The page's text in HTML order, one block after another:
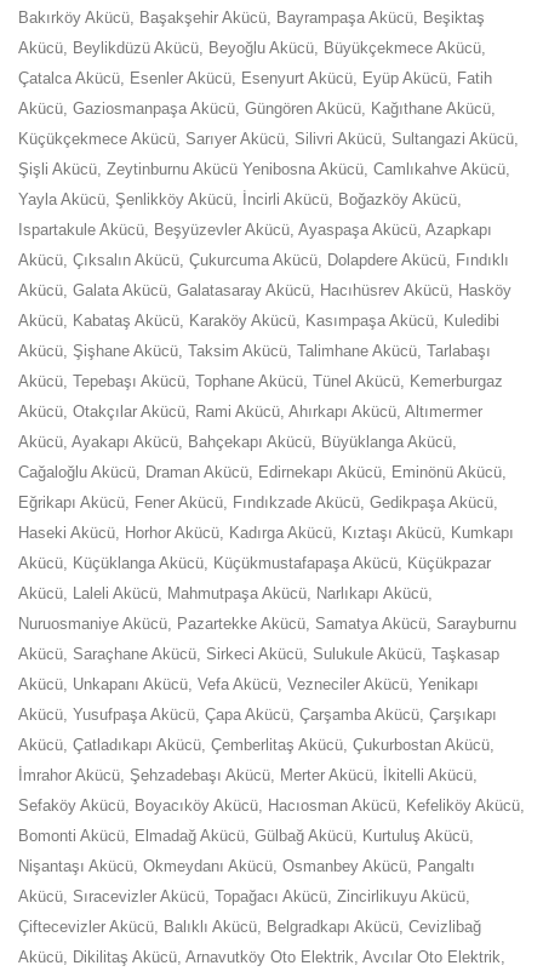
Bakırköy Akücü, Başakşehir Akücü, Bayrampaşa Akücü, Beşiktaş
Akücü, Beylikdüzü Akücü, Beyoğlu Akücü, Büyükçekmece Akücü,
Çatalca Akücü, Esenler Akücü, Esenyurt Akücü, Eyüp Akücü, Fatih
Akücü, Gaziosmanpaşa Akücü, Güngören Akücü, Kağıthane Akücü,
Küçükçekmece Akücü, Sarıyer Akücü, Silivri Akücü, Sultangazi Akücü,
Şişli Akücü, Zeytinburnu Akücü Yenibosna Akücü, Camlıkahve Akücü,
Yayla Akücü, Şenlikköy Akücü‎, İncirli Akücü, Boğazköy Akücü,
Ispartakule Akücü, Beşyüzevler Akücü, Ayaspaşa Akücü, Azapkapı
Akücü, Çıksalın Akücü, Çukurcuma Akücü, Dolapdere Akücü, Fındıklı
Akücü, Galata Akücü, Galatasaray Akücü, Hacıhüsrev Akücü, Hasköy
Akücü, Kabataş Akücü, Karaköy Akücü, Kasımpaşa Akücü, Kuledibi
Akücü, Şişhane Akücü, Taksim Akücü, Talimhane Akücü, Tarlabaşı
Akücü, Tepebaşı Akücü, Tophane Akücü, Tünel Akücü, Kemerburgaz
Akücü, Otakçılar Akücü, Rami Akücü, Ahırkapı Akücü, Altımermer
Akücü, Ayakapı Akücü, Bahçekapı Akücü, Büyüklanga Akücü,
Cağaloğlu Akücü, Draman Akücü, Edirnekapı Akücü, Eminönü Akücü,
Eğrikapı Akücü, Fener Akücü, Fındıkzade Akücü, Gedikpaşa Akücü,
Haseki Akücü, Horhor Akücü, Kadırga Akücü, Kıztaşı Akücü, Kumkapı
Akücü, Küçüklanga Akücü, Küçükmustafapaşa Akücü, Küçükpazar
Akücü, Laleli Akücü, Mahmutpaşa Akücü, Narlıkapı Akücü,
Nuruosmaniye Akücü, Pazartekke Akücü, Samatya Akücü, Sarayburnu
Akücü, Saraçhane Akücü, Sirkeci Akücü, Sulukule Akücü, Taşkasap
Akücü, Unkapanı Akücü, Vefa Akücü, Vezneciler Akücü, Yenikapı
Akücü, Yusufpaşa Akücü, Çapa Akücü, Çarşamba Akücü, Çarşıkapı
Akücü, Çatladıkapı Akücü, Çemberlitaş Akücü, Çukurbostan Akücü,
İmrahor Akücü, Şehzadebaşı Akücü, Merter Akücü, İkitelli Akücü,
Sefaköy Akücü, Boyacıköy Akücü, Hacıosman Akücü, Kefeliköy Akücü,
Bomonti Akücü, Elmadağ Akücü, Gülbağ Akücü, Kurtuluş Akücü,
Nişantaşı Akücü, Okmeydanı Akücü, Osmanbey Akücü, Pangaltı
Akücü, Sıracevizler Akücü, Topağacı Akücü, Zincirlikuyu Akücü,
Çiftecevizler Akücü, Balıklı Akücü, Belgradkapı Akücü, Cevizlibağ
Akücü, Dikilitaş Akücü, Arnavutköy Oto Elektrik, Avcılar Oto Elektrik,